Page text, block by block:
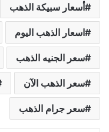
أسعار سبيكة الذهب
اسعار الذهب اليوم
سعر الجنيه الذهب
سعر الذهب الآن
سعر جرام الذهب